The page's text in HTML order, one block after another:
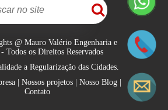
@ Mauro Valério Engenharia e
Todos os Direitos Reservados
a Regularização das Cidades.
| Nossos projetos | Nosso Blog |
Contato